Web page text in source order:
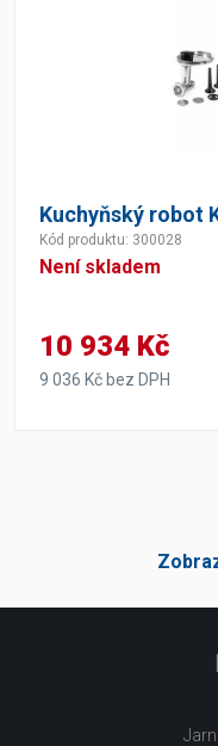
Kuchyňský robot
Kód produktu: 300028
Není skladem
10 934 Kč
9 036 Kč bez DPH